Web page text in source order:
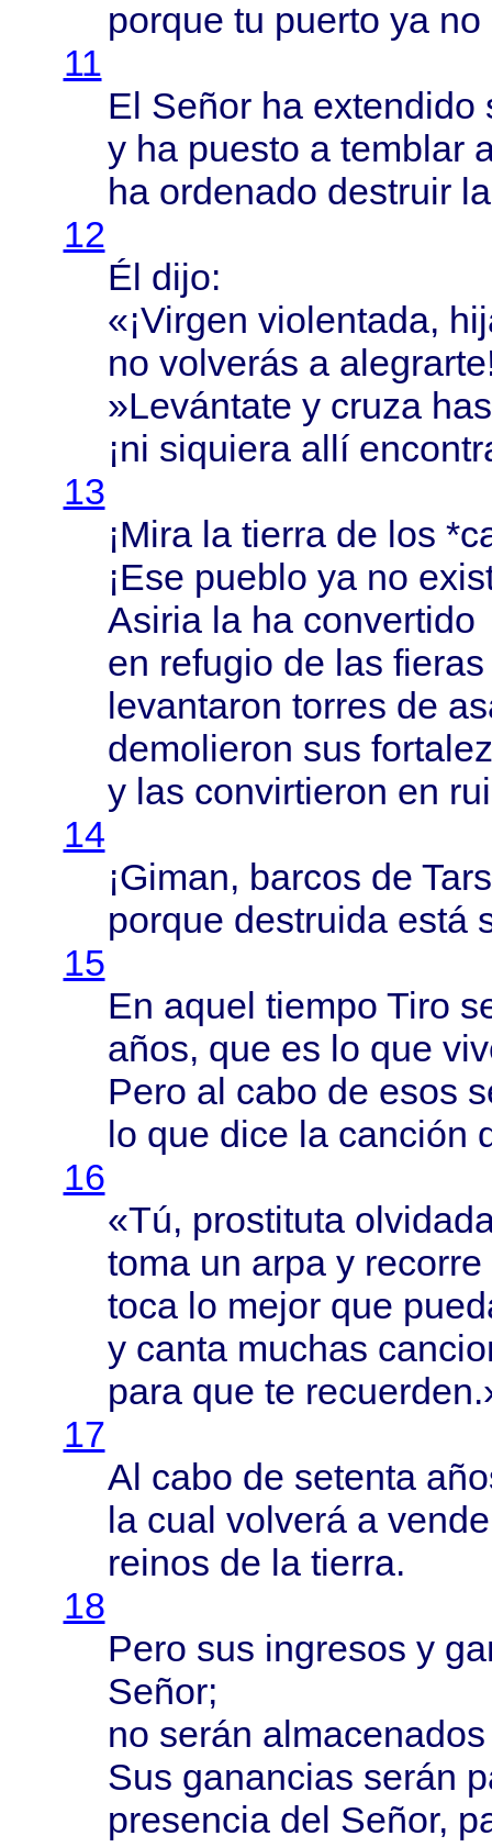
porque tu puerto ya no
11
El Señorha extendido
y ha puesto a temblar
ha ordenado destruir
12
Él dijo:
«¡Virgen violentada,
no volverás a alegrarte
»Levántate y cruza
¡ni siquiera allí
13
¡Mirala tierrade los *
¡Ese pueblo ya no
Asiriala ha convertido
en refugio de las fieras
levantaron torres de
demolieron sus
y las convirtieron en
14
¡Giman, barcos de
porque destruida está
15
En aquel tiempo Tiro
años, que es lo que
Pero al cabo de esos
lo que dice la canción
16
«Tú, prostituta
tomaun arpay recorre
tocalo mejorque
y canta muchas
paraque te recuerden
17
Al cabo de setenta
la cual volveráa
reinos de la tierra.
18
Pero sus ingresos y
Señor;
no serán almacenados
Sus ganancias serán
presenciadel Señor,